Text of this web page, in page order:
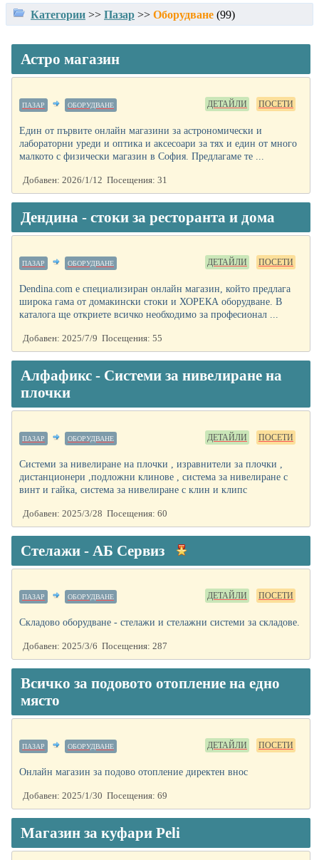
Категории >> Пазар >> Оборудване (99)
Астро магазин
ПАЗАР ОБОРУДВАНЕ ПОСЕТИ
ДЕТАЙЛИ
Един от първите онлайн магазини за астрономически и
лабораторни уреди и оптика и аксесоари за тях и един от много
малкото с физически магазин в София. Предлагаме те ...
Добавен: 2026/1/12 Посещения: 31
Дендина - стоки за ресторанта и дома
ПАЗАР ОБОРУДВАНЕ ПОСЕТИ
ДЕТАЙЛИ
Dendina.com е специализиран онлайн магазин, който предлага
широка гама от домакински стоки и ХОРЕКА оборудване. В
каталога ще откриете всичко необходимо за професионал ...
Добавен: 2025/7/9 Посещения: 55
Алфафикс - Системи за нивелиране на
плочки
ПАЗАР ОБОРУДВАНЕ ПОСЕТИ
ДЕТАЙЛИ
Системи за нивелиране на плочки , изравнители за плочки ,
дистанционери ,подложни клинове , система за нивелиране с
винт и гайка, система за нивелиране с клин и клипс
Добавен: 2025/3/28 Посещения: 60
Стелажи - АБ Сервиз
ПАЗАР ОБОРУДВАНЕ ПОСЕТИ
ДЕТАЙЛИ
Складово оборудване - стелажи и стелажни системи за складове.
Добавен: 2025/3/6 Посещения: 287
Всичко за подовото отопление на едно
място
ПАЗАР ОБОРУДВАНЕ ПОСЕТИ
ДЕТАЙЛИ
Онлайн магазин за подово отопление директен внос
Добавен: 2025/1/30 Посещения: 69
Магазин за куфари Peli